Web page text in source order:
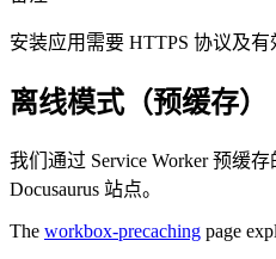
安装应用需要 HTTPS 协议及有
离线模式（预缓存）
我们通过 Service Worker 预缓
Docusaurus 站点。
The workbox-precaching page